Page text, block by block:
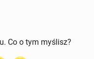
Co o tym myślisz?